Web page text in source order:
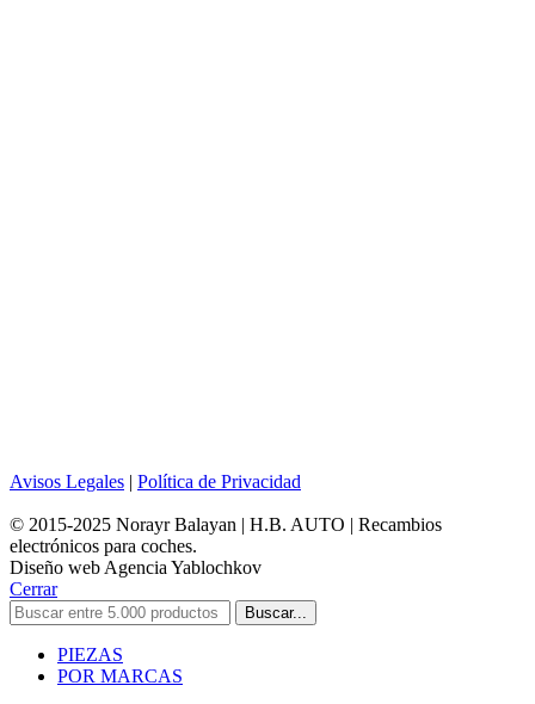
Avisos Legales | Política de Privacidad
© 2015-2025 Norayr Balayan | H.B. AUTO | Recambios
electrónicos para coches.
Diseño web Agencia Yablochkov
Cerrar
Buscar...
PIEZAS
POR MARCAS